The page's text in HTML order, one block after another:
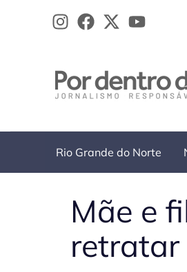
Rio Grande do Norte
Mãe e
retratar